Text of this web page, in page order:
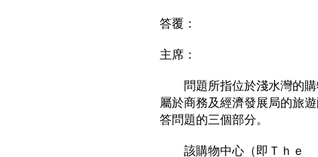
答覆：
主席：
問題所指位於淺水灣的購
屬於商務及經濟發展局的旅
答問題的三個部分。
該購物中心（即Ｔｈｅ